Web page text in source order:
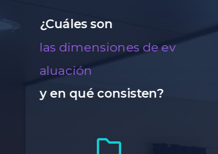
¿Cuáles son
u aci
ón
y en qué consisten?